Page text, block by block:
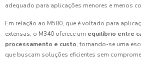
adequado para aplicações menores e menos
Em relação ao M580, que é voltado para
extensas, o M340 oferece um equilíbrio entre
processamento e custo, tornando-se uma
que buscam soluções eficientes sem